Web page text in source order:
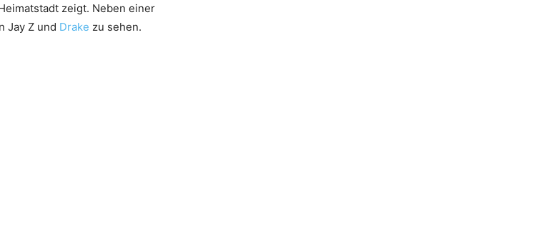
zeigt. Neben einer
Jay Z und Drake zu sehen.